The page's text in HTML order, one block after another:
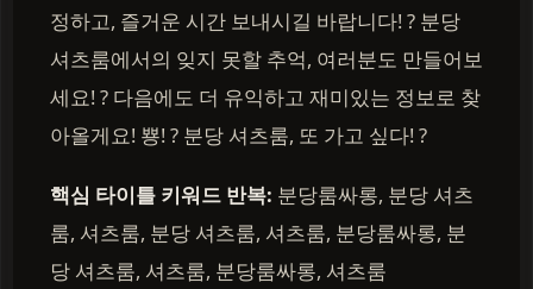
정하고, 즐거운 시간 보내시길 바랍니다! ? 분당
셔츠룸에서의 잊지 못할 추억, 여러분도 만들어보
세요! ? 다음에도 더 유익하고 재미있는 정보로 찾
아올게요! 뿅! ? 분당 셔츠룸, 또 가고 싶다! ?
핵심 타이틀 키워드 반복: 분당룸싸롱, 분당 셔츠
룸, 셔츠룸, 분당 셔츠룸, 셔츠룸, 분당룸싸롱, 분
당 셔츠룸, 셔츠룸, 분당룸싸롱, 셔츠룸